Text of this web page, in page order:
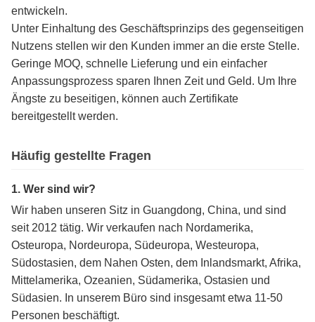
entwickeln.
Unter Einhaltung des Geschäftsprinzips des gegenseitigen
Nutzens stellen wir den Kunden immer an die erste Stelle.
Geringe MOQ, schnelle Lieferung und ein einfacher
Anpassungsprozess sparen Ihnen Zeit und Geld. Um Ihre
Ängste zu beseitigen, können auch Zertifikate
bereitgestellt werden.
Häufig gestellte Fragen
1. Wer sind wir?
Wir haben unseren Sitz in Guangdong, China, und sind
seit 2012 tätig. Wir verkaufen nach Nordamerika,
Osteuropa, Nordeuropa, Südeuropa, Westeuropa,
Südostasien, dem Nahen Osten, dem Inlandsmarkt, Afrika,
Mittelamerika, Ozeanien, Südamerika, Ostasien und
Südasien. In unserem Büro sind insgesamt etwa 11-50
Personen beschäftigt.